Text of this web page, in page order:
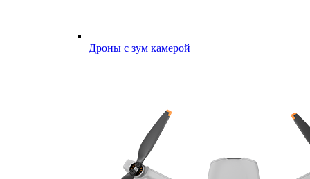
Дроны с зум камерой